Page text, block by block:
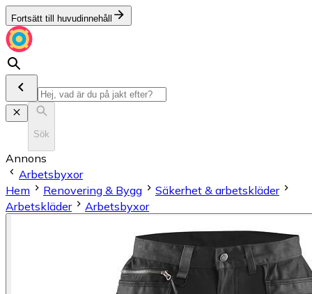
Fortsätt till huvudinnehåll
Sök
Annons
Arbetsbyxor
Hem
Renovering & Bygg
Säkerhet & arbetskläder
Arbetskläder
Arbetsbyxor